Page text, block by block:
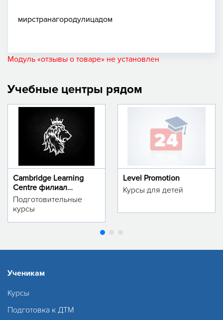
мирстранагородулицадом
Модуль «отзывы о товаре» не установлен
Учебные центры рядом
Cambridge Learning
Centre филиал
м.Тинчлик
Подготовительные
курсы
Level Promotion
Курсы для детей
Ученикам
Курсы
Подготовка к ДТМ